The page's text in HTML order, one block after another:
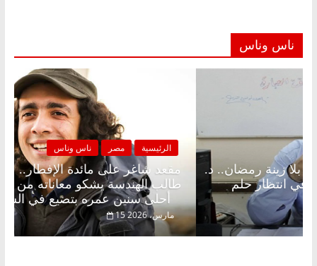
ناس وناس
الرئيسية
مقعد
طالب
أحلى سنين عمره بتضيع في السجن
15 مارس، 2026
ناس وناس
شاغر على الإفطار وبلكونة بلا زينة رمضان.. د.
فاروق خبير اقتصادي في انتظار حلم
2026